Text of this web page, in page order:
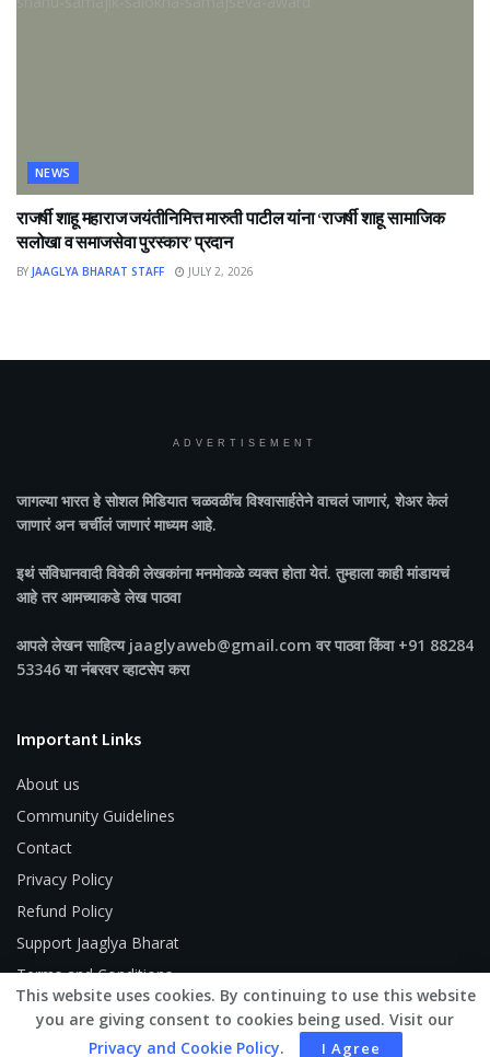
NEWS
राजर्षी शाहू महाराज जयंतीनिमित्त मारुती पाटील यांना ‘राजर्षी शाहू सामाजिक
सलोखा व समाजसेवा पुरस्कार’ प्रदान
BY JAAGLYA BHARAT STAFF JULY 2, 2026
ADVERTISEMENT
जागल्या भारतहे सोशल मिडियात चळवळींच विश्वासार्हतेने वाचलं जाणारं, शेअर केलं
जाणारं अन चर्चीलं जाणारं माध्यम आहे.
इथं संविधानवादी विवेकी लेखकांना मनमोकळे व्यक्त होता येतं. तुम्हाला काही मांडायचं
आहे तर आमच्याकडे लेख पाठवा
आपले लेखन साहित्य jaaglyaweb@gmail.com वर पाठवा किंवा +91 88284
53346 या नंबरवर व्हाटसेप करा
Important Links
About us
Community Guidelines
Contact
Privacy Policy
Refund Policy
Support Jaaglya Bharat
Terms and Conditions
This website uses cookies. By continuing to use this website
you are giving consent to cookies being used. Visit our
Privacy and Cookie Policy. I Agree